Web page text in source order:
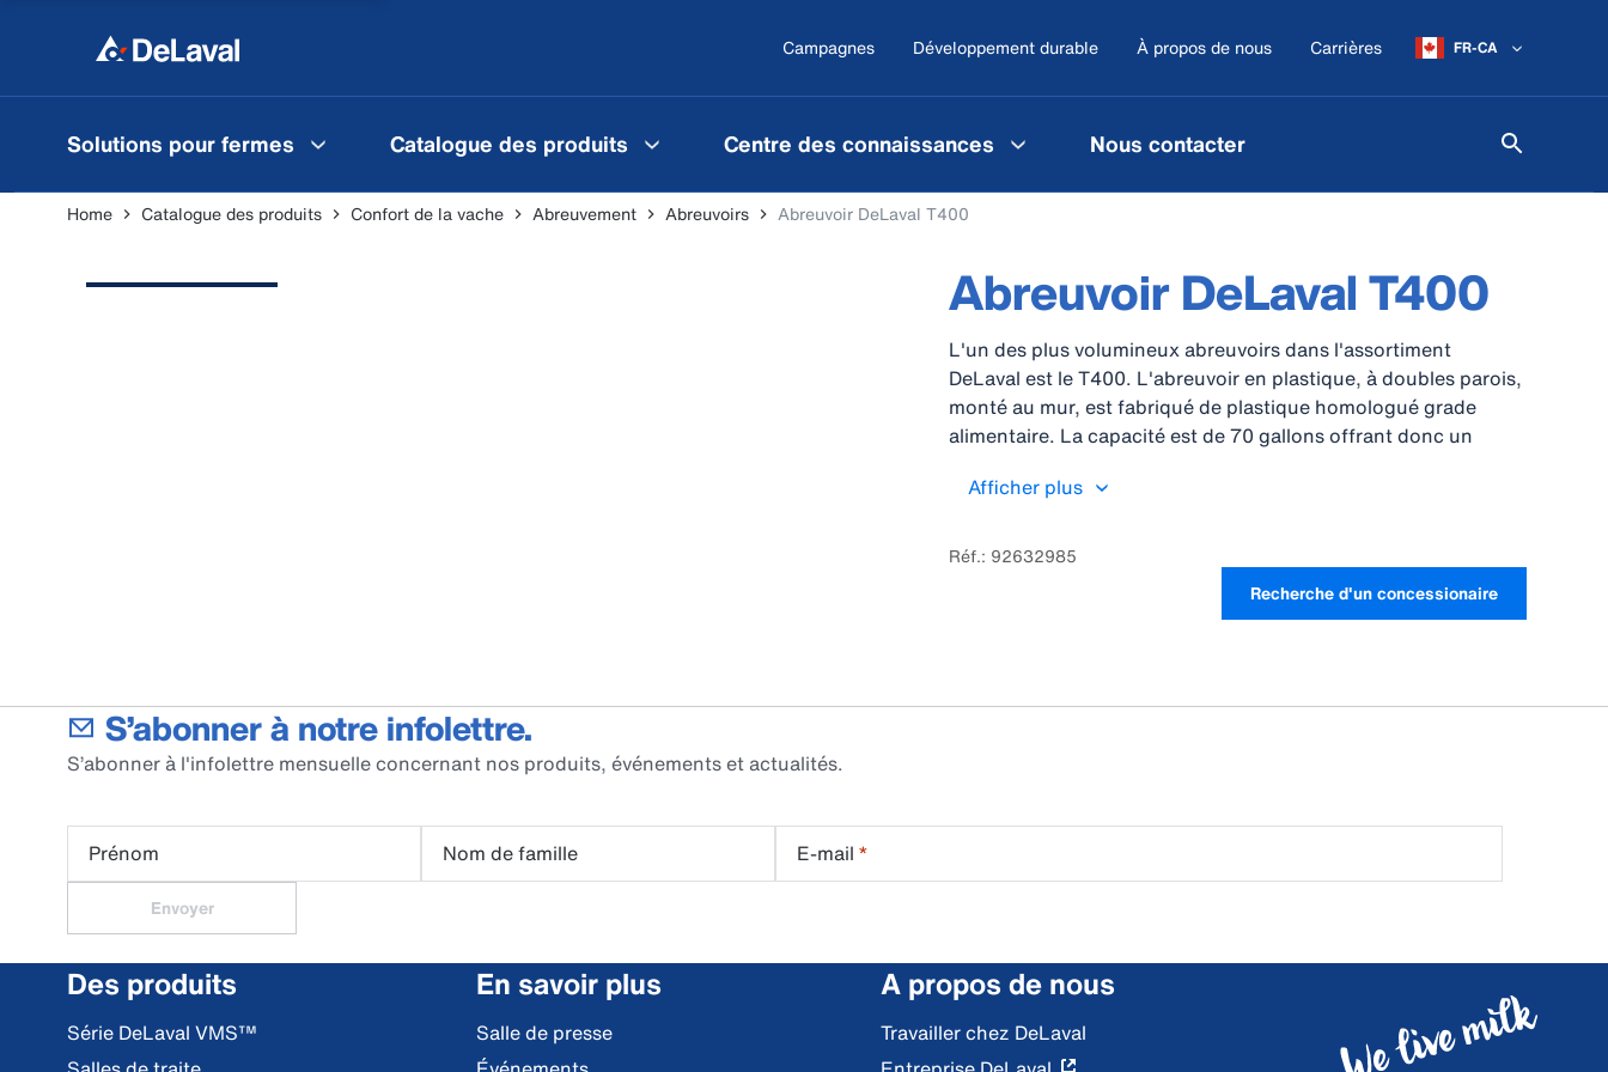
Campagnes Développement durable À propos de nous Carrières FR-CA
Solutions pour fermes Catalogue des produits Centre des connaissances Nous contacter
Home Catalogue des produits Confort de la vache Abreuvement Abreuvoirs Abreuvoir DeLaval T400
Abreuvoir DeLaval T400
L'un des plus volumineux abreuvoirs dans l'assortiment
DeLaval est le T400. L'abreuvoir en plastique, à doubles parois,
monté au mur, est fabriqué de plastique homologué grade
alimentaire. La capacité est de 70 gallons offrant donc un
Afficher plus
Réf.: 92632985
Recherche d'un concessionaire
S’abonner à notre infolettre.
S’abonner à l'infolettre mensuelle concernant nos produits, événements et actualités.
Prénom Nom de famille E-mail *
Envoyer
Des produits
Série DeLaval VMS™
En savoir plus
Salle de presse
A propos de nous
Travailler chez DeLaval